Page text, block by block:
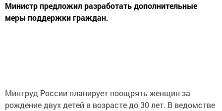
Министр предложил разработать дополнительные
меры поддержки граждан.
Минтруд России планирует поощрять женщин за
рождение двух детей в возрасте до 30 лет. В ведомстве